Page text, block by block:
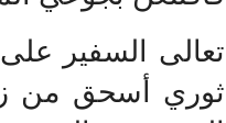
تعالى السفير
ثوري أسحق من